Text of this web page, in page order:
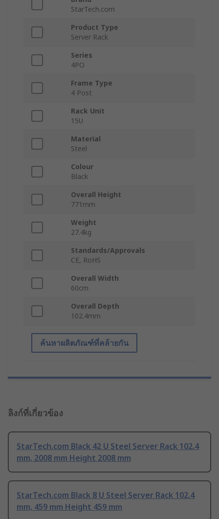
StarTech.com
Product Type
Server Rack
Series
4PO
Frame Type
4 Post
Rack Unit
15U
Material
Steel
Colour
Black
Overall Height
771mm
Weight
27.4kg
Standards/Approvals
CE, RoHS
Overall Width
60cm
Overall Depth
102.4mm
ค้นหาผลิตภัณฑ์ที่คล้ายกัน
ลิงก์ที่เกี่ยวข้อง
StarTech.com Black 42 U Steel Server Rack 102.4
mm, 2008 mm Height 2008 mm
StarTech.com Black 8 U Steel Server Rack 102.4
mm, 459 mm Height 459 mm